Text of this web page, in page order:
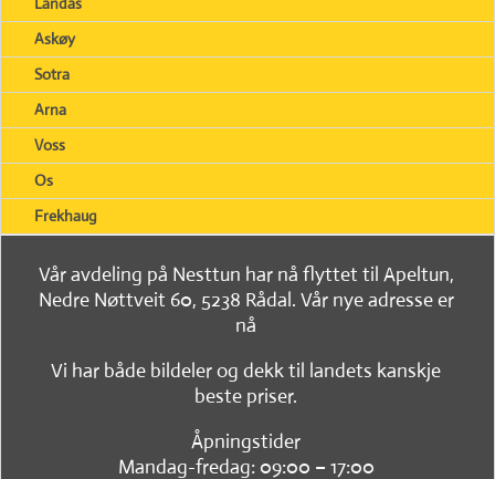
Askøy
Sotra
Arna
Voss
Os
Frekhaug
Vår avdeling på Nesttun har nå flyttet til Apeltun,
Nedre Nøttveit 60, 5238 Rådal. Vår nye adresse er
nå
Vi har både bildeler og dekk til landets kanskje
beste priser.
Åpningstider
Mandag-fredag: 09:00 – 17:00